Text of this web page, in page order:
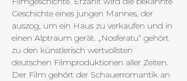
Geschichte eines jungen Mannes, der
auszog, um ein Haus zu verkaufen und in
einen Alptraum gerät. „Nosferatu“ gehört
zu den künstlerisch wertvollsten
deutschen Filmproduktionen aller Zeiten.
Der Film gehört der Schauerromantik an